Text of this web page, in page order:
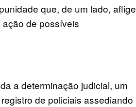
que, de um lado, aflige
de possíveis
a determinação judicial, um
de policiais assediando